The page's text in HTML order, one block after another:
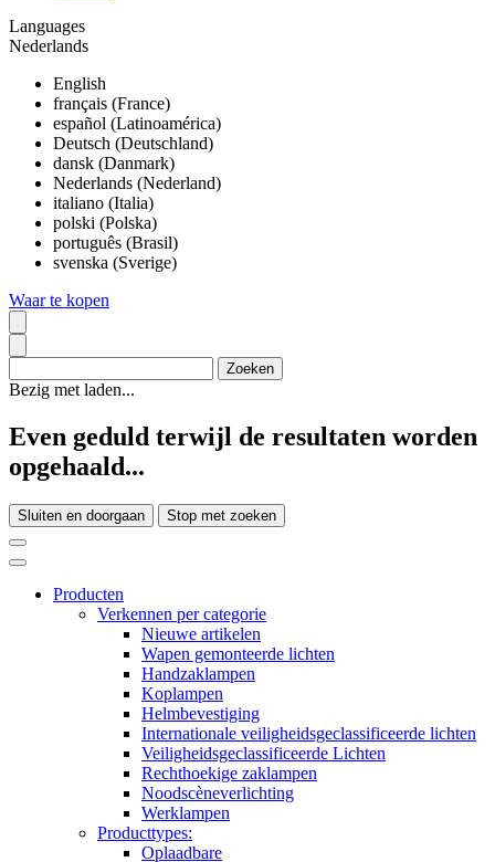
Languages
Nederlands
English
français (France)
español (Latinoamérica)
Deutsch (Deutschland)
dansk (Danmark)
Nederlands (Nederland)
italiano (Italia)
polski (Polska)
português (Brasil)
svenska (Sverige)
Waar te kopen
Bezig met laden...
Even geduld terwijl de resultaten worden
opgehaald...
Sluiten en doorgaan Stop met zoeken
Producten
Verkennen per categorie
Nieuwe artikelen
Wapen gemonteerde lichten
Handzaklampen
Koplampen
Helmbevestiging
Internationale veiligheidsgeclassificeerde lichten
Veiligheidsgeclassificeerde Lichten
Rechthoekige zaklampen
Noodscèneverlichting
Werklampen
Producttypes:
Oplaadbare